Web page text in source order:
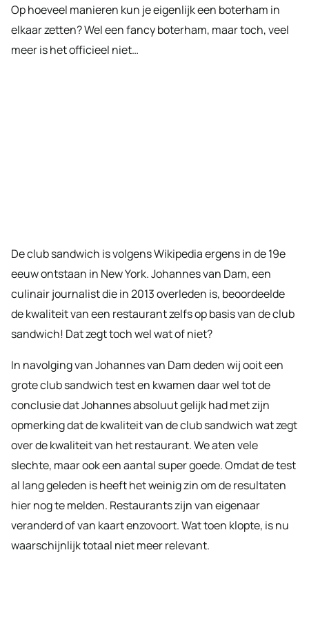
Op hoeveel manieren kun je eigenlijk een boterham in
elkaar zetten? Wel een fancy boterham, maar toch, veel
meer is het officieel niet…
De club sandwich is volgens Wikipedia ergens in de 19e
eeuw ontstaan in New York. Johannes van Dam, een
culinair journalist die in 2013 overleden is, beoordeelde
de kwaliteit van een restaurant zelfs op basis van de club
sandwich! Dat zegt toch wel wat of niet?
In navolging van Johannes van Dam deden wij ooit een
grote club sandwich test en kwamen daar wel tot de
conclusie dat Johannes absoluut gelijk had met zijn
opmerking dat de kwaliteit van de club sandwich wat zegt
over de kwaliteit van het restaurant. We aten vele
slechte, maar ook een aantal super goede. Omdat de test
al lang geleden is heeft het weinig zin om de resultaten
hier nog te melden. Restaurants zijn van eigenaar
veranderd of van kaart enzovoort. Wat toen klopte, is nu
waarschijnlijk totaal niet meer relevant.